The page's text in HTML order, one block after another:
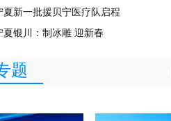
夏新一批援贝宁医疗队启程
夏银川：制冰雕 迎新春
题